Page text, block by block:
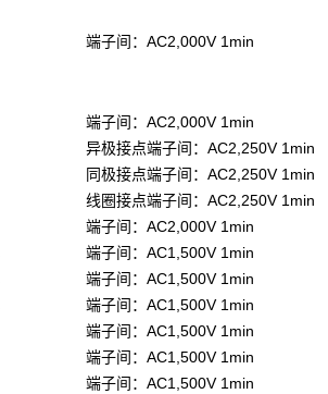
端子间：AC2,000V 1min
端子间：AC2,000V 1min
异极接点端子间：AC2,250V 1min
同极接点端子间：AC2,250V 1min
线圈接点端子间：AC2,250V 1min
端子间：AC2,000V 1min
端子间：AC1,500V 1min
端子间：AC1,500V 1min
端子间：AC1,500V 1min
端子间：AC1,500V 1min
端子间：AC1,500V 1min
端子间：AC1,500V 1min